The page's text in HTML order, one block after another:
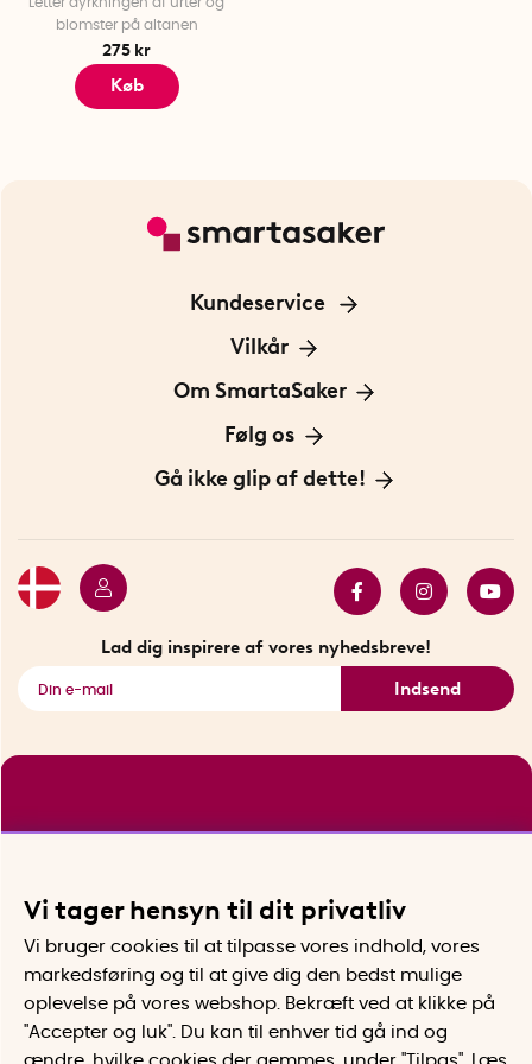
blomster på altanen
275 kr
Køb
Kundeservice
Kontakt os
Vilkår
Information om cookies
Privatlivspolitik
Om SmartaSaker
Om os
Vores historie
Følg os
Opfindere
Gå ikke glip af dette!
Lad dig inspirere af vores nyhedsbreve!
Indsend
Vi tager hensyn til dit privatliv
Vi bruger cookies til at tilpasse vores indhold, vores
markedsføring og til at give dig den bedst mulige
oplevelse på vores webshop. Bekræft ved at klikke på
"Accepter og luk". Du kan til enhver tid gå ind og
ændre, hvilke cookies der gemmes, under "Tilpas". Læs